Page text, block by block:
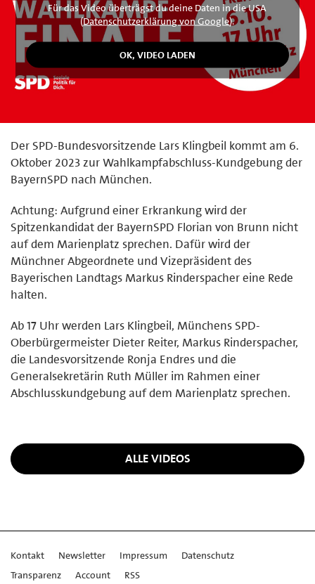
Für das Video überträgst du deine Daten in die USA
(Datenschutzerklärung von Google).
Der SPD-Bundesvorsitzende Lars Klingbeil kommt am 6.
Oktober 2023 zur Wahlkampfabschluss-Kundgebung der
BayernSPD nach München.
Achtung: Aufgrund einer Erkrankung wird der
Spitzenkandidat der BayernSPD Florian von Brunn nicht
auf dem Marienplatz sprechen. Dafür wird der
Münchner Abgeordnete und Vizepräsident des
Bayerischen Landtags Markus Rinderspacher eine Rede
halten.
Ab 17 Uhr werden Lars Klingbeil, Münchens SPD-
Oberbürgermeister Dieter Reiter, Markus Rinderspacher,
die Landesvorsitzende Ronja Endres und die
Generalsekretärin Ruth Müller im Rahmen einer
Abschlusskundgebung auf dem Marienplatz sprechen.
ALLE VIDEOS
Kontakt Newsletter Impressum
Datenschutz
Transparenz
Account RSS